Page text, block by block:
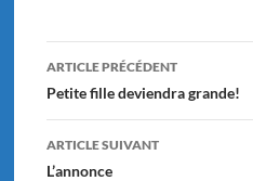
Navigation
des
articles
ARTICLE PRÉCÉDENT
Petite fille deviendra grande!
ARTICLE SUIVANT
L’annonce